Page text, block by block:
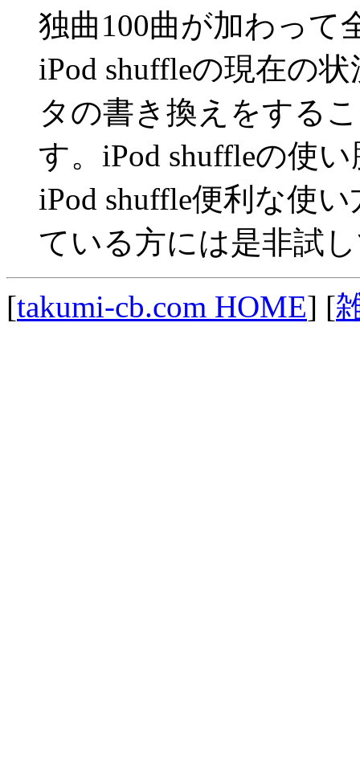
独曲100曲が加わって
iPod shuffleの現在の
タの書き換えをする
す。iPod shuffleの使
iPod shuffle便利な使
ている方には是非試
[takumi-cb.com HOME] [